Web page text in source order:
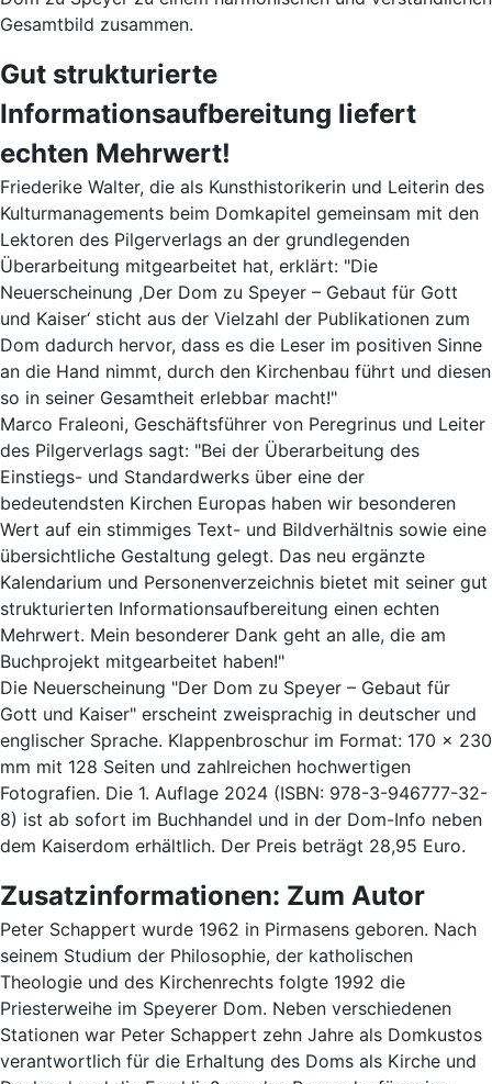
Gesamtbild zusammen.
Gut strukturierte
Informationsaufbereitung liefert
echten Mehrwert!
Friederike Walter, die als Kunsthistorikerin und Leiterin des
Kulturmanagements beim Domkapitel gemeinsam mit den
Lektoren des Pilgerverlags an der grundlegenden
Überarbeitung mitgearbeitet hat, erklärt: "Die
Neuerscheinung ,Der Dom zu Speyer – Gebaut für Gott
und Kaiser‘ sticht aus der Vielzahl der Publikationen zum
Dom dadurch hervor, dass es die Leser im positiven Sinne
an die Hand nimmt, durch den Kirchenbau führt und diesen
so in seiner Gesamtheit erlebbar macht!"
Marco Fraleoni, Geschäftsführer von Peregrinus und Leiter
des Pilgerverlags sagt: "Bei der Überarbeitung des
Einstiegs- und Standardwerks über eine der
bedeutendsten Kirchen Europas haben wir besonderen
Wert auf ein stimmiges Text- und Bildverhältnis sowie eine
übersichtliche Gestaltung gelegt. Das neu ergänzte
Kalendarium und Personenverzeichnis bietet mit seiner gut
strukturierten Informationsaufbereitung einen echten
Mehrwert. Mein besonderer Dank geht an alle, die am
Buchprojekt mitgearbeitet haben!"
Die Neuerscheinung "Der Dom zu Speyer – Gebaut für
Gott und Kaiser" erscheint zweisprachig in deutscher und
englischer Sprache. Klappenbroschur im Format: 170 x 230
mm mit 128 Seiten und zahlreichen hochwertigen
Fotografien. Die 1. Auflage 2024 (ISBN: 978-3-946777-32-
8) ist ab sofort im Buchhandel und in der Dom-Info neben
dem Kaiserdom erhältlich. Der Preis beträgt 28,95 Euro.
Zusatzinformationen: Zum Autor
Peter Schappert wurde 1962 in Pirmasens geboren. Nach
seinem Studium der Philosophie, der katholischen
Theologie und des Kirchenrechts folgte 1992 die
Priesterweihe im Speyerer Dom. Neben verschiedenen
Stationen war Peter Schappert zehn Jahre als Domkustos
verantwortlich für die Erhaltung des Doms als Kirche und